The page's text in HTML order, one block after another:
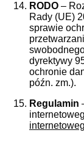
RODO –
Rady (UE)
sprawie
dyrektywy
ochronie
późn. zm.).
Regulamin